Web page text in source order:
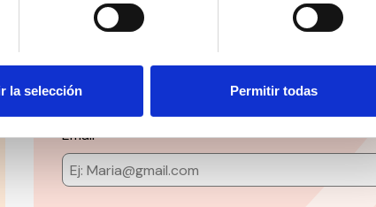
la selección Permitir todas
Suscríbete a la
Mantente siempre al día de la información más
social en un solo clic.
Email